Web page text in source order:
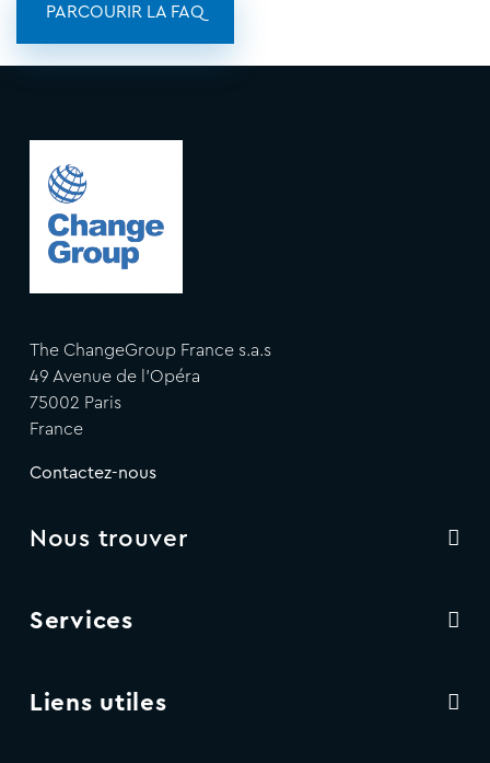
PARCOURIR LA FAQ
The ChangeGroup France s.a.s
49 Avenue de l'Opéra
75002 Paris
France
Contactez-nous
Nous trouver
Services
Liens utiles